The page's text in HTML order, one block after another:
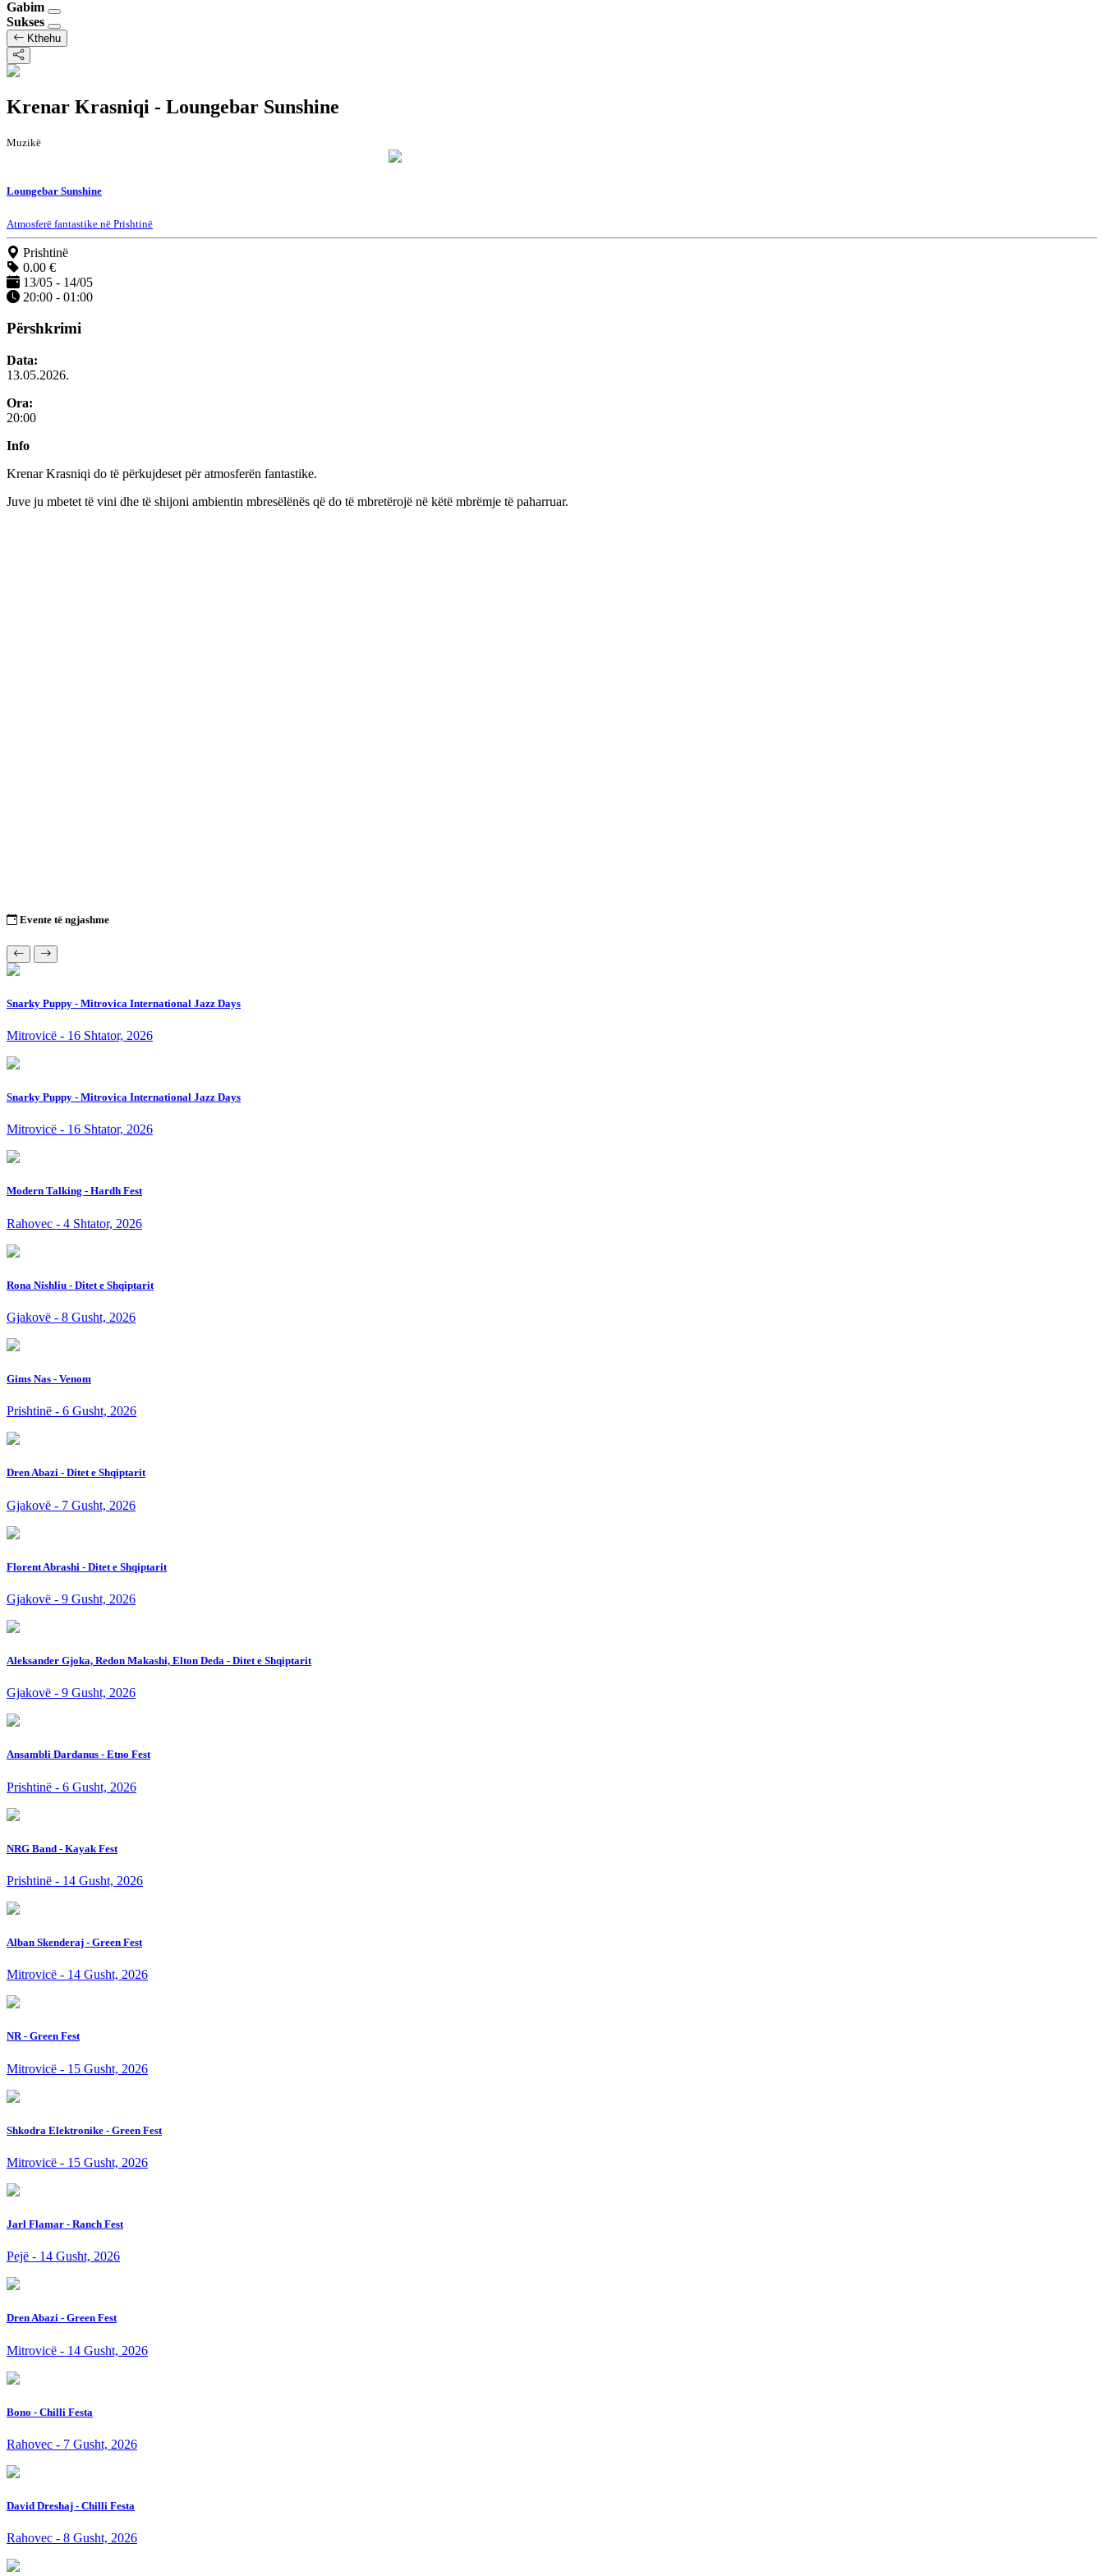
Gabim
Sukses
Kthehu
Krenar Krasniqi - Loungebar Sunshine
Muzikë
Loungebar Sunshine
Atmosferë fantastike në Prishtinë
Prishtinë
0.00 €
13/05 - 14/05
20:00 - 01:00
Përshkrimi
Data:
13.05.2026.
Ora:
20:00
Info
Krenar Krasniqi do të përkujdeset për atmosferën fantastike.
Juve ju mbetet të vini dhe të shijoni ambientin mbresëlënës që do të mbretërojë në këtë mbrëmje të paharruar.
Evente të ngjashme
Snarky Puppy - Mitrovica International Jazz Days
Mitrovicë - 16 Shtator, 2026
Snarky Puppy - Mitrovica International Jazz Days
Mitrovicë - 16 Shtator, 2026
Modern Talking - Hardh Fest
Rahovec - 4 Shtator, 2026
Rona Nishliu - Ditet e Shqiptarit
Gjakovë - 8 Gusht, 2026
Gims Nas - Venom
Prishtinë - 6 Gusht, 2026
Dren Abazi - Ditet e Shqiptarit
Gjakovë - 7 Gusht, 2026
Florent Abrashi - Ditet e Shqiptarit
Gjakovë - 9 Gusht, 2026
Aleksander Gjoka, Redon Makashi, Elton Deda - Ditet e Shqiptarit
Gjakovë - 9 Gusht, 2026
Ansambli Dardanus - Etno Fest
Prishtinë - 6 Gusht, 2026
NRG Band - Kayak Fest
Prishtinë - 14 Gusht, 2026
Alban Skenderaj - Green Fest
Mitrovicë - 14 Gusht, 2026
NR - Green Fest
Mitrovicë - 15 Gusht, 2026
Shkodra Elektronike - Green Fest
Mitrovicë - 15 Gusht, 2026
Jarl Flamar - Ranch Fest
Pejë - 14 Gusht, 2026
Dren Abazi - Green Fest
Mitrovicë - 14 Gusht, 2026
Bono - Chilli Festa
Rahovec - 7 Gusht, 2026
David Dreshaj - Chilli Festa
Rahovec - 8 Gusht, 2026